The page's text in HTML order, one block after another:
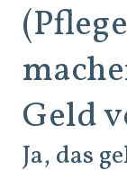
Geld
Ja, das